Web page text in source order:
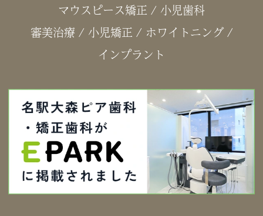
マウスピース矯正 / 小児歯科
審美治療/ 小児矯正 / ホワイトニング/
インプラント